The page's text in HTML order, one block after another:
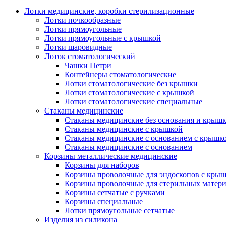
Лотки медицинские, коробки стерилизационные
Лотки почкообразные
Лотки прямоугольные
Лотки прямоугольные с крышкой
Лотки шаровидные
Лоток стоматологический
Чашки Петри
Контейнеры стоматологические
Лотки стоматологические без крышки
Лотки стоматологические с крышкой
Лотки стоматологические специальные
Стаканы медицинские
Стаканы медицинские без основания и
Стаканы медицинские с крышкой
Стаканы медицинские с основанием с
Стаканы медицинские с основанием
Корзины металлические медицинские
Корзины для наборов
Корзины проволочные для эндоскопов с
Корзины проволочные для стерильных
Корзины сетчатые с ручками
Корзины специальные
Лотки прямоугольные сетчатые
Изделия из силикона